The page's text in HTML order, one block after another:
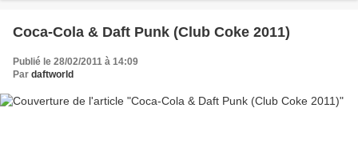
Coca-Cola & Daft Punk (Club Coke 2011)
Publié le 28/02/2011 à 14:09
Par daftworld